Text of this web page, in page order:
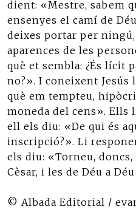
dient: «Mestre, sabem
ensenyes el camí de
deixes portar per
aparences de les
què et sembla: ¿És lícit
no?». I coneixent Jesús
què em tempteu,
moneda del cens». Ells
ell els diu: «De qui és
inscripció?». Li
els diu: «Torneu, doncs,
Cèsar, i les de Déu a
© Albada Editorial /